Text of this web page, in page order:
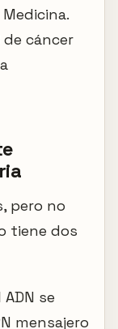
cáncer
pero no
tiene dos
se
mensajero